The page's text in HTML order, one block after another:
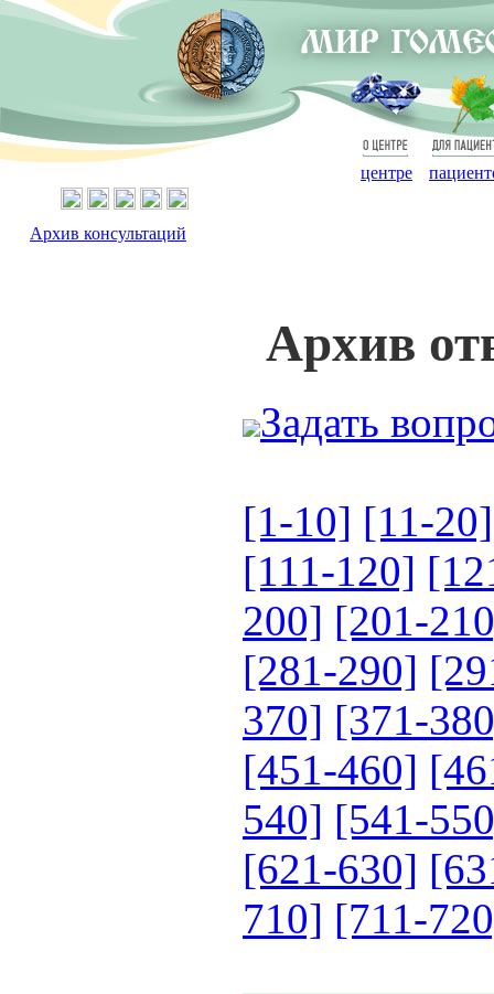
О
центре
Для
Архив
Задать
[1-10] [11-20]
[111-120]
200] [201-
[281-290]
370] [371-
[451-460]
540] [541-
[621-630]
710] [711-
Архив консультаций